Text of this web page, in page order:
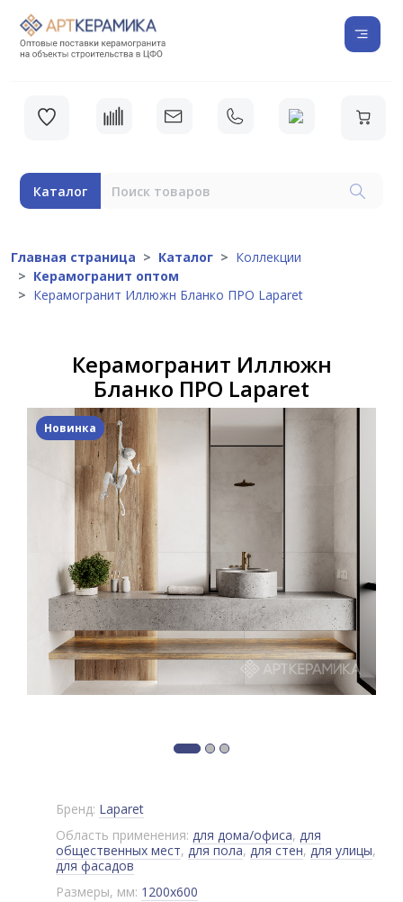
Каталог
Главная страница Каталог
Коллекции
Керамогранит оптом
Керамогранит Иллюжн Бланко ПРО Laparet
Керамогранит Иллюжн
Бланко ПРО Laparet
Новинка
Бренд: Laparet
Область применения: для дома/офиса, для
общественных мест, для пола, для стен, для улицы,
для фасадов
Размеры, мм: 1200x600